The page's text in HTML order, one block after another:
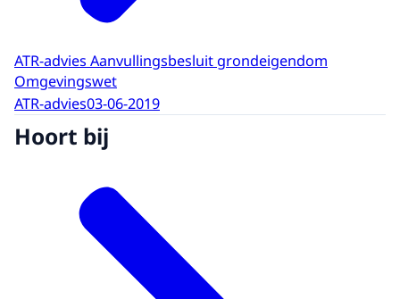
ATR-advies Aanvullingsbesluit grondeigendom
Omgevingswet
ATR-advies03-06-2019
Hoort bij